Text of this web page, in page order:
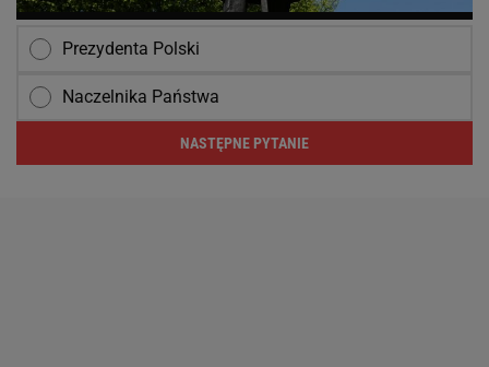
Prezydenta Polski
Naczelnika Państwa
NASTĘPNE PYTANIE